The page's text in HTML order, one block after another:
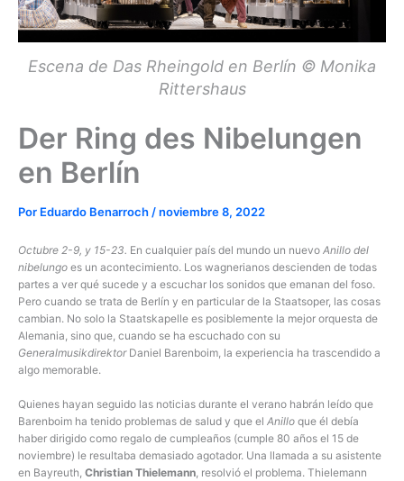
Escena de Das Rheingold en Berlín © Monika
Rittershaus
Der Ring des Nibelungen
en Berlín
Por Eduardo Benarroch /noviembre 8, 2022
Octubre 2-9, y 15-23. En cualquier país del mundo un nuevo Anillo del
nibelungo es un acontecimiento. Los wagnerianos descienden de todas
partes a ver qué sucede y a escuchar los sonidos que emanan del foso.
Pero cuando se trata de Berlín y en particular de la Staatsoper, las cosas
cambian. No solo la Staatskapelle es posiblemente la mejor orquesta de
Alemania, sino que, cuando se ha escuchado con su
Generalmusikdirektor Daniel Barenboim, la experiencia ha trascendido a
algo memorable.
Quienes hayan seguido las noticias durante el verano habrán leído que
Barenboim ha tenido problemas de salud y que el Anillo que él debía
haber dirigido como regalo de cumpleaños (cumple 80 años el 15 de
noviembre) le resultaba demasiado agotador. Una llamada a su asistente
en Bayreuth, Christian Thielemann, resolvió el problema. Thielemann